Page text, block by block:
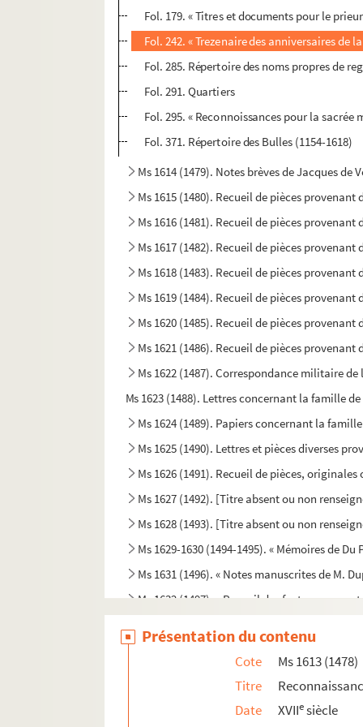
Fol. 179. « Titres et documents pour le
Fol. 242. « Trezenaire des anniversaires de
Fol. 285. Répertoire des noms propres de
Fol. 291. Quartiers
Fol. 295. « Reconnoissances pour la
Fol. 371. Répertoire des Bulles (1154-1618)
Ms 1614 (1479). Notes brèves de Jacques de
Ms 1615 (1480). Recueil de pièces provenant
Ms 1616 (1481). Recueil de pièces provenant
Ms 1617 (1482). Recueil de pièces provenant
Ms 1618 (1483). Recueil de pièces provenant
Ms 1619 (1484). Recueil de pièces provenant
Ms 1620 (1485). Recueil de pièces provenant
Ms 1621 (1486). Recueil de pièces provenant
Ms 1622 (1487). Correspondance militaire
Ms 1623 (1488). Lettres concernant la famille
Ms 1624 (1489). Papiers concernant la
Ms 1625 (1490). Lettres et pièces diverses
Ms 1626 (1491). Recueil de pièces,
Ms 1627 (1492). [Titre absent ou non
Ms 1628 (1493). [Titre absent ou non
Ms 1629-1630 (1494-1495). « Mémoires de Du
Ms 1631 (1496). « Notes manuscrites de M.
Ms 1632 (1497). « Recueil des factums pour
Présentation du contenu
Cote
Ms 1613 (1478)
Titre
Date
XVIIesiècle